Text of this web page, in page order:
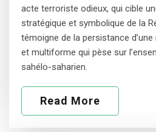
acte terroriste odieux, qui cible
stratégique et symbolique de la
témoigne de la persistance
et multiforme qui pèse sur
sahélo-saharien.
Read More